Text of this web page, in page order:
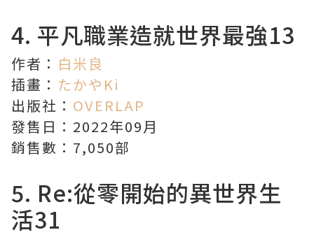
4. 平凡職業造就世界最強13
作者： 白米良
插畫： たかやKi
出版社： OVERLAP
發售日：2022年09月
銷售數：7,050部
5. Re:從零開始的異世界生
活31